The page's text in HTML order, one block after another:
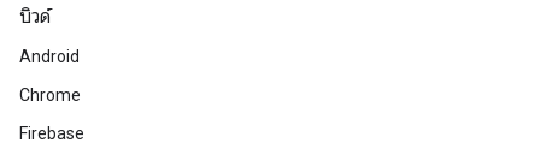
บิวด์
Android
Chrome
Firebase